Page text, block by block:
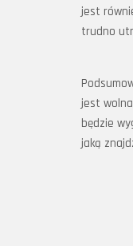
jest
trudno
jest
będzie
jaką